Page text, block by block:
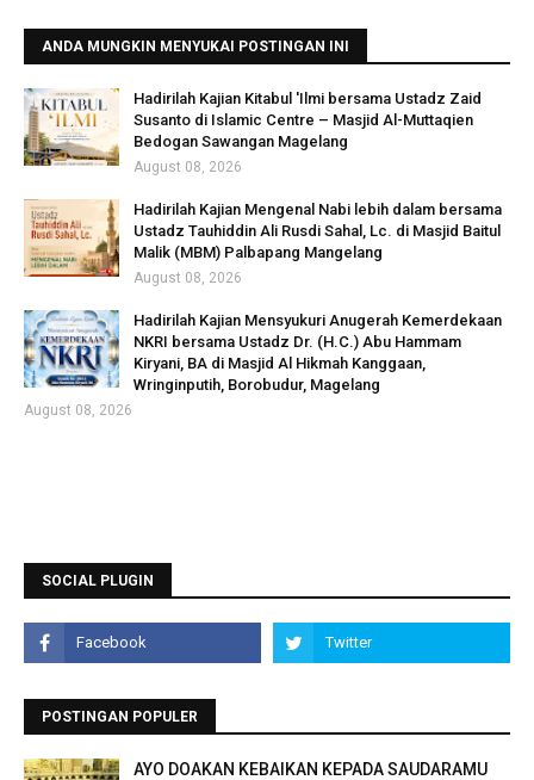
ANDA MUNGKIN MENYUKAI POSTINGAN INI
Hadirilah Kajian Kitabul 'Ilmi bersama Ustadz Zaid
Susanto di Islamic Centre – Masjid Al-Muttaqien
Bedogan Sawangan Magelang
August 08, 2026
Hadirilah Kajian Mengenal Nabi lebih dalam bersama
Ustadz Tauhiddin Ali Rusdi Sahal, Lc. di Masjid Baitul
Malik (MBM) Palbapang Mangelang
August 08, 2026
Hadirilah Kajian Mensyukuri Anugerah Kemerdekaan
NKRI bersama Ustadz Dr. (H.C.) Abu Hammam
Kiryani, BA di Masjid Al Hikmah Kanggaan,
Wringinputih, Borobudur, Magelang
August 08, 2026
SOCIAL PLUGIN
POSTINGAN POPULER
AYO DOAKAN KEBAIKAN KEPADA SAUDARAMU